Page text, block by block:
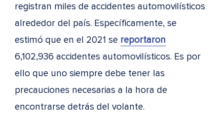
registran miles de accidentes automovilísticos
alrededor del país. Específicamente, se
estimó que en el 2021 se reportaron
6,102,936 accidentes automovilísticos. Es por
ello que uno siempre debe tener las
precauciones necesarias a la hora de
encontrarse detrás del volante.